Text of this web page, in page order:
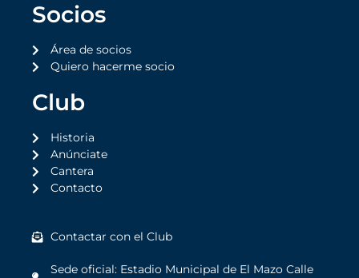
Socios
Área de socios
Quiero hacerme socio
Club
Historia
Anúnciate
Cantera
Contacto
Contactar con el Club
Sede oficial: Estadio Municipal de El Mazo Calle